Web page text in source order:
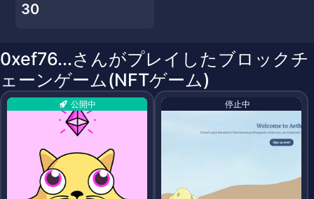
30
0xef76...さんがプレイしたブロックチ
ェーンゲーム(NFTゲーム)
公開中 停止中